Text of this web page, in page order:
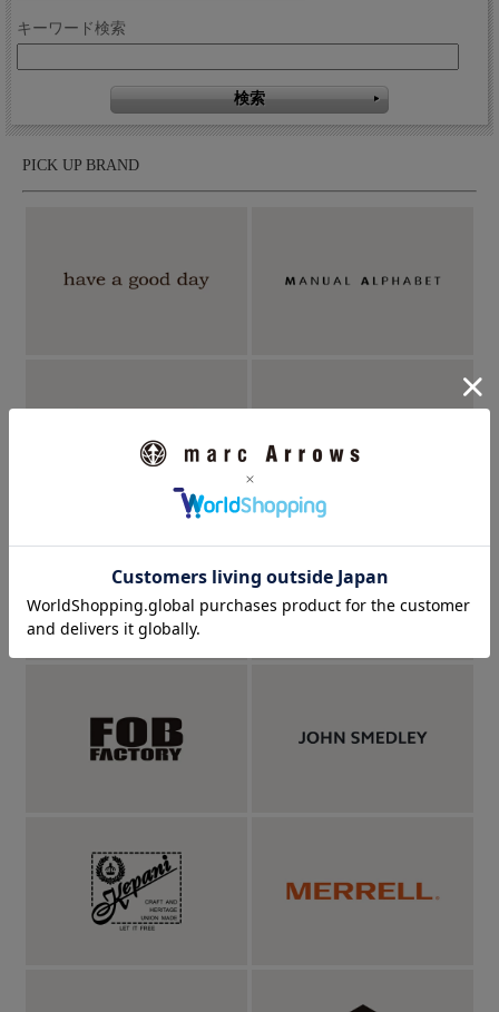
キーワード検索
PICK UP BRAND